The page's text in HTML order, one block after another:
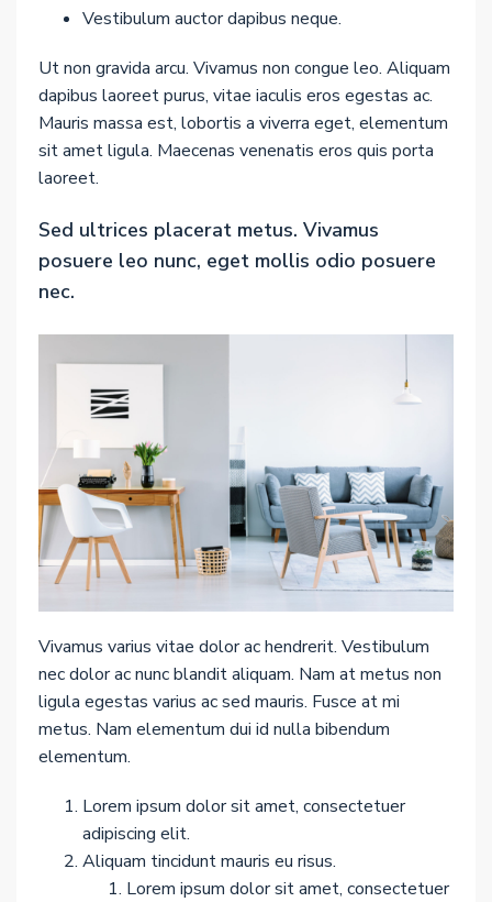
Vestibulum auctor dapibus neque.
Ut non gravida arcu. Vivamus non congue leo. Aliquam
dapibus laoreet purus, vitae iaculis eros egestas ac.
Mauris massa est, lobortis a viverra eget, elementum
sit amet ligula. Maecenas venenatis eros quis porta
laoreet.
Sed ultrices placerat metus. Vivamus
posuere leo nunc, eget mollis odio posuere
nec.
Vivamus varius vitae dolor ac hendrerit. Vestibulum
nec dolor ac nunc blandit aliquam. Nam at metus non
ligula egestas varius ac sed mauris. Fusce at mi
metus. Nam elementum dui id nulla bibendum
elementum.
Lorem ipsum dolor sit amet, consectetuer
adipiscing elit.
Aliquam tincidunt mauris eu risus.
Lorem ipsum dolor sit amet, consectetuer